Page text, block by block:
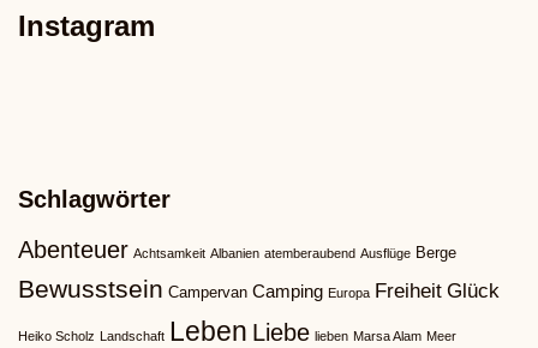
Instagram
Schlagwörter
Abenteuer Achtsamkeit Albanien atemberaubend Ausflüge Berge
Bewusstsein Campervan Camping Europa Freiheit Glück
Heiko Scholz Landschaft Leben Liebe lieben Marsa Alam Meer